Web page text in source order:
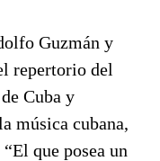
Guzmán y
repertorio del
Cuba y
música cubana,
que posea un